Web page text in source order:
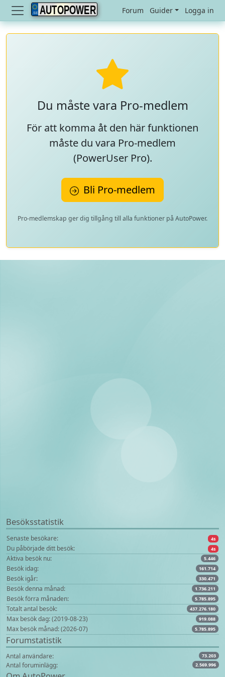
AUTOPOWER Forum Guider Logga in
Du måste vara Pro-medlem
För att komma åt den här funktionen
måste du vara Pro-medlem
(PowerUser Pro).
Bli Pro-medlem
Pro-medlemskap ger dig tillgång till alla funktioner på AutoPower.
Besöksstatistik
Senaste besökare: 4s
Du påbörjade ditt besök: 4s
Aktiva besök nu: 5.446
Besök idag: 161.714
Besök igår: 330.471
Besök denna månad: 1.736.211
Besök förra månaden: 5.785.895
Totalt antal besök: 437.276.180
Max besök dag: (2019-08-23) 919.088
Max besök månad: (2026-07) 5.785.895
Forumstatistik
Antal användare: 73.203
Antal foruminlägg: 2.569.996